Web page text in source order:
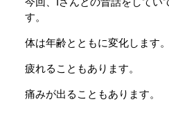
す。
体は年齢とともに変化します。
疲れることもあります。
痛みが出ることもあります。